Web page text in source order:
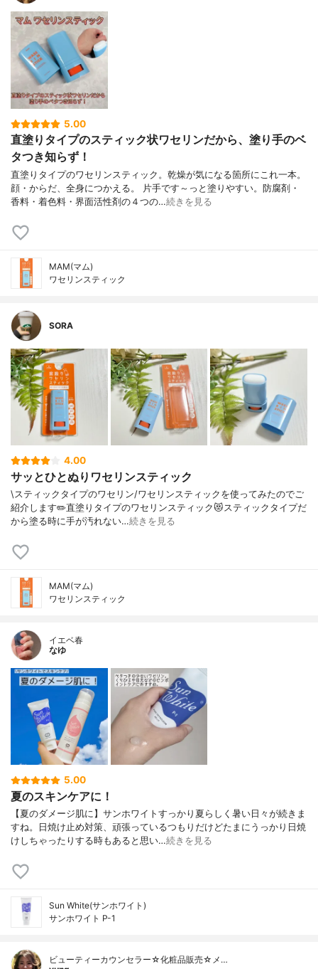
5.00
直塗りタイプのスティック状ワセリンだから、塗り手のベ
タつき知らず！
直塗りタイプのワセリンスティック。乾燥が気になる箇所にこれ一本。
顔・からだ、全身につかえる。 片手です～っと塗りやすい。防腐剤・
香料・着色料・界面活性剤の４つの…続きを見る
MAM(マム)
ワセリンスティック
SORA
4.00
サッとひとぬりワセリンスティック
\スティックタイプのワセリン/⁡ワセリンスティックを使ってみたのでご
紹介します✏️⁡直塗りタイプのワセリンスティック😻スティックタイプだ
から塗る時に手が汚れない…続きを見る
MAM(マム)
ワセリンスティック
イエベ春
なゆ
5.00
夏のスキンケアに！
【夏のダメージ肌に】サンホワイトすっかり夏らしく暑い日々が続きま
すね。日焼け止め対策、頑張っているつもりだけどたまにうっかり日焼
けしちゃったりする時もあると思い…続きを見る
Sun White(サンホワイト)
サンホワイト P-1
ビューティーカウンセラー☆化粧品販売☆メ…